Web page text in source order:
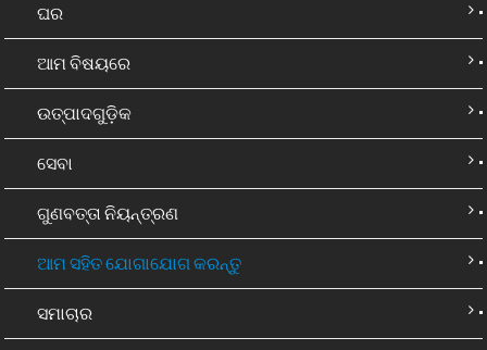
ଘର
ଆମ ବିଷୟରେ
ଉତ୍ପାଦଗୁଡ଼ିକ
ସେବା
ଗୁଣବତ୍ତା ନିୟନ୍ତ୍ରଣ
ଆମ ସହିତ ଯୋଗାଯୋଗ କରନ୍ତୁ
ସମାଚାର